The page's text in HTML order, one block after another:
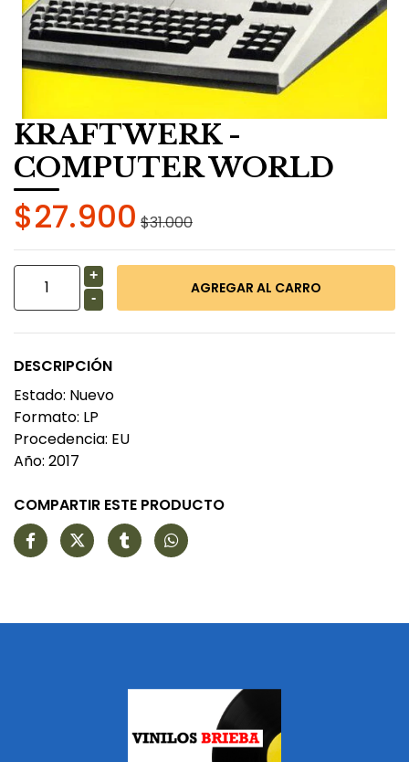
KRAFTWERK -
COMPUTER WORLD
$27.900 $31.000
+
-
DESCRIPCIÓN
Estado: Nuevo
Formato: LP
Procedencia: EU
Año: 2017
COMPARTIR ESTE PRODUCTO